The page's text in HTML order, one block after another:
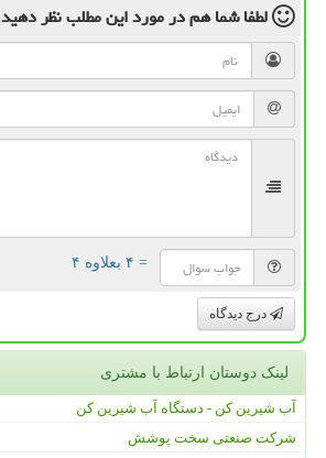
لطفا شما همدر مورد این مطلبنظر دهید
= ۴ بعلاوه ۴
درج دیدگاه
لینک دوستان ارتباط با مشتری
آب شیرین کن - دستگاه آب شیرین کن
شرکت صنعتی سخت پوشش